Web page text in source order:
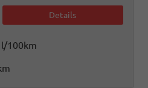
Details
l/100km